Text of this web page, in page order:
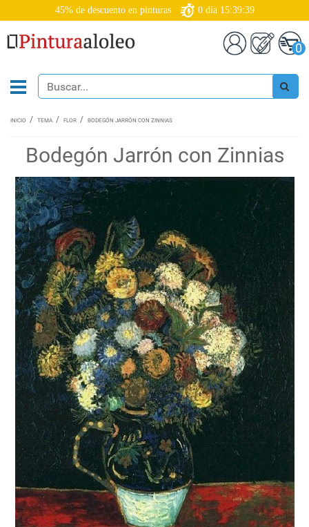
45% de descuento en pinturas 0 día 15:39:38
0
INICIO TEMA FLOR BODEGÓN JARRÓN CON ZINNIAS
Bodegón Jarrón con Zinnias